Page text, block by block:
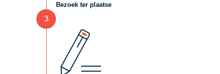
Bezoek ter plaatse
3